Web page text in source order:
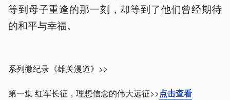
等到母子重逢的那一刻，却等到了他们曾经期待
的和平与幸福。
系列微纪录《雄关漫道》>>
第一集 红军长征，理想信念的伟大远征>>点击查看